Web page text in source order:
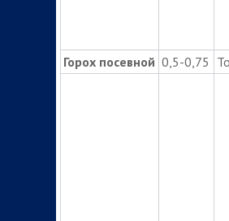
Горох посевной 0,5-0,75